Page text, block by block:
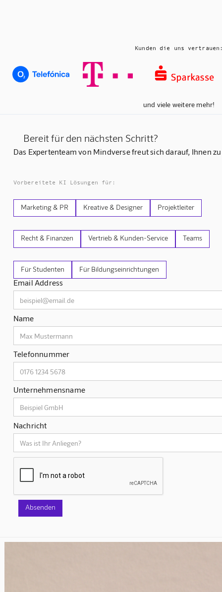
Kunden die uns
und viele weitere mehr!
Bereit für den nächsten Schritt?
Das Expertenteam von Mindverse freut sich darauf, Ihnen
Vorbereitete KI Lösungen für:
Marketing & PR Kreative & Designer Projektleiter
Recht & Finanzen Vertrieb & Kunden-Service Teams
Für Studenten Für Bildungseinrichtungen
Email Address
Name
Telefonnummer
Unternehmensname
Nachricht